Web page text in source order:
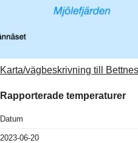
Karta/vägbeskrivning till
Rapporterade temperaturer
Datum
2023-06-20